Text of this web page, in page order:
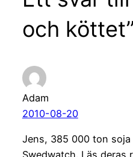
och köttet”
Adam
2010-08-20
Jens, 385 000 ton